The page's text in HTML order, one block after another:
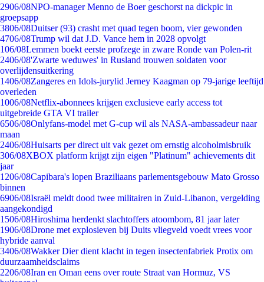
2906/08NPO-manager Menno de Boer geschorst na dickpic in
groepsapp
3806/08Duitser (93) crasht met quad tegen boom, vier gewonden
4706/08Trump wil dat J.D. Vance hem in 2028 opvolgt
106/08Lemmen boekt eerste profzege in zware Ronde van Polen-rit
2406/08'Zwarte weduwes' in Rusland trouwen soldaten voor
overlijdensuitkering
1406/08Zangeres en Idols-jurylid Jerney Kaagman op 79-jarige leeftijd
overleden
1006/08Netflix-abonnees krijgen exclusieve early access tot
uitgebreide GTA VI trailer
6506/08Onlyfans-model met G-cup wil als NASA-ambassadeur naar
maan
2406/08Huisarts per direct uit vak gezet om ernstig alcoholmisbruik
306/08XBOX platform krijgt zijn eigen "Platinum" achievements dit
jaar
1206/08Capibara's lopen Braziliaans parlementsgebouw Mato Grosso
binnen
6906/08Israël meldt dood twee militairen in Zuid-Libanon, vergelding
aangekondigd
1506/08Hiroshima herdenkt slachtoffers atoombom, 81 jaar later
1906/08Drone met explosieven bij Duits vliegveld voedt vrees voor
hybride aanval
3406/08Wakker Dier dient klacht in tegen insectenfabriek Protix om
duurzaamheidsclaims
2206/08Iran en Oman eens over route Straat van Hormuz, VS